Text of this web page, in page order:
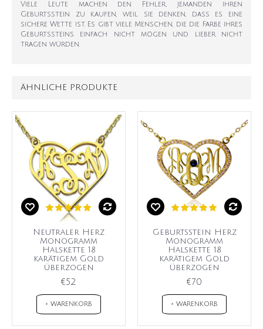
Viele Leute machen den Fehler, jemanden ihren
Geburtsstein zu kaufen, weil sie denken, dass es eine
sichere Wette ist. Es gibt viele Menschen, die die Farbe ihres
Geburtssteins einfach nicht mögen und lieber nicht
tragen würden.
ÄHNLICHE PRODUKTE
Neutraler Herz
Monogramm
Halskette 18
karätigem Gold
überzogen
€52
+ WARENKORB
Geburtsstein Herz
Monogramm
Halskette 18
karätigem Gold
überzogen
€70
+ WARENKORB